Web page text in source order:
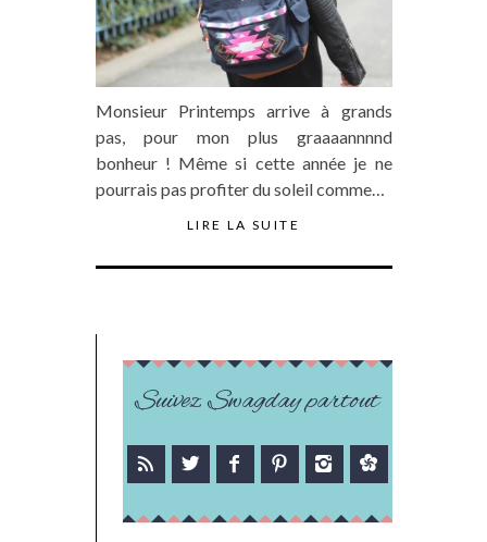
Monsieur Printemps arrive à grands
pas, pour mon plus graaaannnnd
bonheur ! Même si cette année je ne
pourrais pas profiter du soleil comme…
LIRE LA SUITE
Suivez Swagday partout